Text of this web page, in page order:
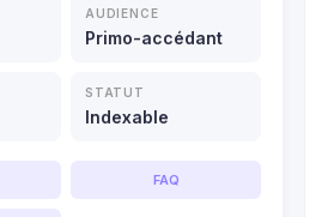
AUDIENCE
Primo-accédant
STATUT
Indexable
FAQ